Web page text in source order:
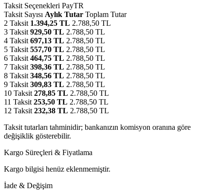
Taksit Seçenekleri PayTR
Taksit Sayısı Aylık Tutar Toplam Tutar
2 Taksit 1.394,25 TL 2.788,50 TL
3 Taksit 929,50 TL 2.788,50 TL
4 Taksit 697,13 TL 2.788,50 TL
5 Taksit 557,70 TL 2.788,50 TL
6 Taksit 464,75 TL 2.788,50 TL
7 Taksit 398,36 TL 2.788,50 TL
8 Taksit 348,56 TL 2.788,50 TL
9 Taksit 309,83 TL 2.788,50 TL
10 Taksit 278,85 TL 2.788,50 TL
11 Taksit 253,50 TL 2.788,50 TL
12 Taksit 232,38 TL 2.788,50 TL
Taksit tutarları tahminidir; bankanızın komisyon oranına göre
değişiklik gösterebilir.
Kargo Süreçleri & Fiyatlama
Kargo bilgisi henüz eklenmemiştir.
İade & Değişim